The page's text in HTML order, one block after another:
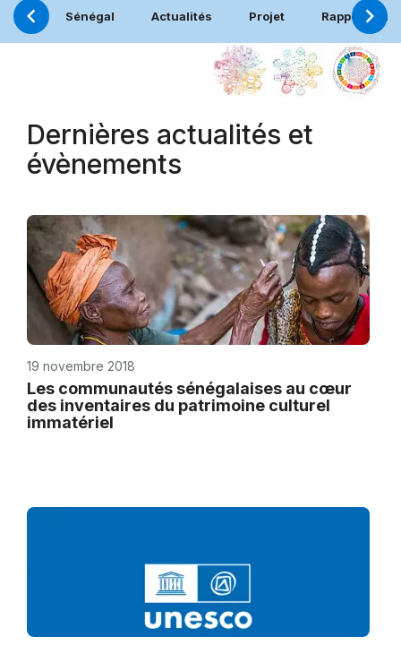
Sénégal Actualités Projet Rapport
Dernières actualités et
évènements
19 novembre 2018
Les communautés sénégalaises au cœur
des inventaires du patrimoine culturel
immatériel